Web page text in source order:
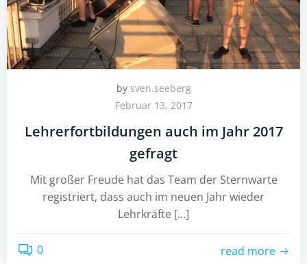
by sven.seeberg
Februar 13, 2017
Lehrerfortbildungen auch im Jahr 2017
gefragt
Mit großer Freude hat das Team der Sternwarte
registriert, dass auch im neuen Jahr wieder
Lehrkräfte […]
0 read more